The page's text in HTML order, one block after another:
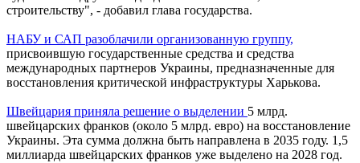
строительству", - добавил глава государства.
НАБУ и САП разоблачили организованную группу,
присвоившую государственные средства и средства
международных партнеров Украины, предназначенные для
восстановления критической инфраструктуры Харькова.
Швейцария приняла решение о выделении 5 млрд.
швейцарских франков (около 5 млрд. евро) на восстановление
Украины. Эта сумма должна быть направлена в 2035 году. 1,5
миллиарда швейцарских франков уже выделено на 2028 год.